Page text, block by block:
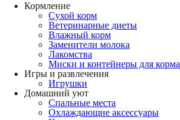
Кормление
Сухой корм
Ветеринарные диеты
Влажный корм
Заменители молока
Лакомства
Миски и контейнеры для корма
Игры и развлечения
Игрушки
Домашний уют
Спальные места
Охлаждающие аксессуары